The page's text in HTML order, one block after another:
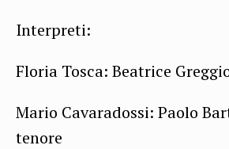
Interpreti:
Floria Tosca: Beatrice
Mario Cavaradossi: Paolo
tenore